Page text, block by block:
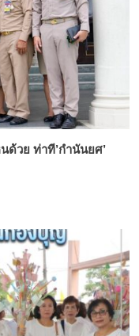
วย ท่าที’กำนันยศ’